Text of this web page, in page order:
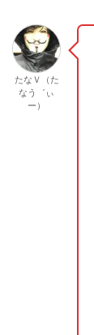
たなＶ（た
なう゛ぃ
ー）